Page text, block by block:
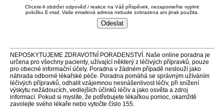
Chcete-li obdržet odpověď / reakce na Váš příspěvek, nezapomeňte vyplnit
položku E-mail. Vaše emailová adresa nebude zobrazena ani jinak použita.
NEPOSKYTUJEME ZDRAVOTNÍ PORADENSTVÍ. Naše online poradna je
určena pro všechny pacienty, užívající některý z léčivých přípravků, pouze
pro obecné informační účely. Poradna v žádném případě neslouží jako
náhrada odborné lékařské péče. Poradna pomáhá se správným užíváním
léčivých přípravků, odhalit vzájemnou nesnášenlivost léčiv, při snížení
výskytu nežádoucích, vedlejších účinků léčiv a jako osvěta a zdroj
informací. Pokud si myslíte, že potřebujete lékařkou pomoc, okamžitě
zavolejte svého lékaře nebo vytočte číslo 155.